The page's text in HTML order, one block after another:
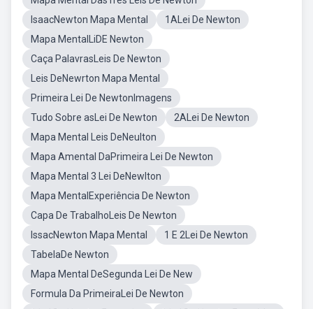
IsaacNewton Mapa Mental
1ALei De Newton
Mapa MentalLiDE Newton
Caça PalavrasLeis De Newton
Leis DeNewrton Mapa Mental
Primeira Lei De NewtonImagens
Tudo Sobre asLei De Newton
2ALei De Newton
Mapa Mental Leis DeNeulton
Mapa Amental DaPrimeira Lei De Newton
Mapa Mental 3 Lei DeNewlton
Mapa MentalExperiência De Newton
Capa De TrabalhoLeis De Newton
IssacNewton Mapa Mental
1 E 2Lei De Newton
TabelaDe Newton
Mapa Mental DeSegunda Lei De New
Formula Da PrimeiraLei De Newton